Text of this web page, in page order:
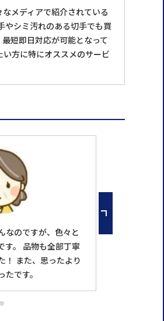
メディアで紹介されている
やシミ汚れのある切手でも買
短即日対応が可能となって
方に特にオススメのサービ
なのですが、色々と
す。 品物も全部丁寧
！ また、思ったより
です。